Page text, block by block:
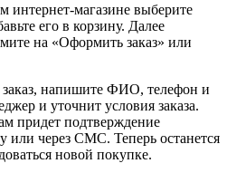
интернет-магазине выберите
его в корзину. Далее
на «Оформить заказ» или
напишите ФИО, телефон и
и уточнит условия заказа.
придет подтверждение
или через СМС. Теперь останется
новой покупке.